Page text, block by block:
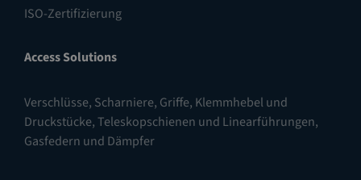
ISO-Zertifizierung
Access Solutions
Verschlüsse, Scharniere, Griffe, Klemmhebel und
Druckstücke,Teleskopschienen und Linearführungen,
Gasfedern und Dämpfer